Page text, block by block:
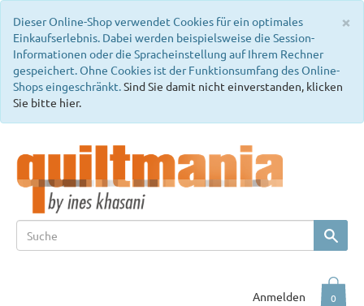
×
Dieser Online-Shop verwendet Cookies für ein optimales
Einkaufserlebnis. Dabei werden beispielsweise die Session-
Informationen oder die Spracheinstellung auf Ihrem Rechner
gespeichert. Ohne Cookies ist der Funktionsumfang des Online-
Shops eingeschränkt.Sind Sie damit nicht einverstanden, klicken
Sie bitte hier.
0
Anmelden